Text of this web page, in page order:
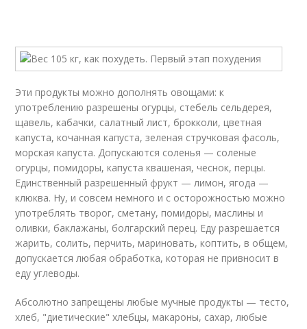
Эти продукты можно дополнять овощами: к
употреблению разрешены огурцы, стебель сельдерея,
щавель, кабачки, салатный лист, брокколи, цветная
капуста, кочанная капуста, зеленая стручковая фасоль,
морская капуста. Допускаются соленья — соленые
огурцы, помидоры, капуста квашеная, чеснок, перцы.
Единственный разрешенный фрукт — лимон, ягода —
клюква. Ну, и совсем немного и с осторожностью можно
употреблять творог, сметану, помидоры, маслины и
оливки, баклажаны, болгарский перец. Еду разрешается
жарить, солить, перчить, мариновать, коптить, в общем,
допускается любая обработка, которая не привносит в
еду углеводы.
Абсолютно запрещены любые мучные продукты — тесто,
хлеб, "диетические" хлебцы, макароны, сахар, любые